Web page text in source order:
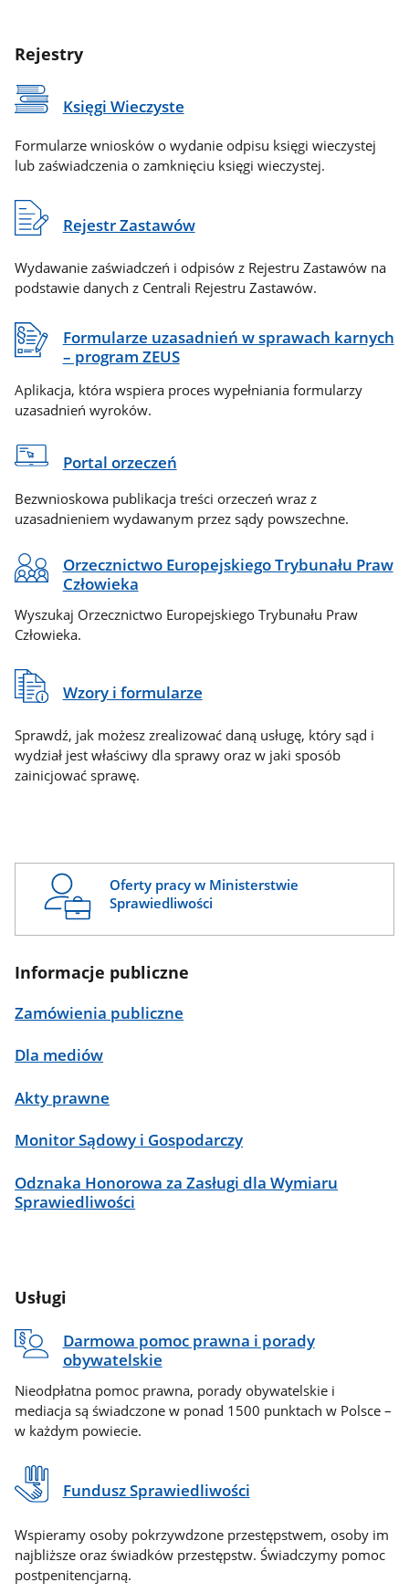
Rejestry
Księgi Wieczyste
Formularze wniosków o wydanie odpisu księgi wieczystej
lub zaświadczenia o zamknięciu księgi wieczystej.
Rejestr Zastawów
Wydawanie zaświadczeń i odpisów z Rejestru Zastawów na
podstawie danych z Centrali Rejestru Zastawów.
Formularze uzasadnień w sprawach karnych
– program ZEUS
Aplikacja, która wspiera proces wypełniania formularzy
uzasadnień wyroków.
Portal orzeczeń
Bezwnioskowa publikacja treści orzeczeń wraz z
uzasadnieniem wydawanym przez sądy powszechne.
Orzecznictwo Europejskiego Trybunału Praw
Człowieka
Wyszukaj Orzecznictwo Europejskiego Trybunału Praw
Człowieka.
Wzory i formularze
Sprawdź, jak możesz zrealizować daną usługę, który sąd i
wydział jest właściwy dla sprawy oraz w jaki sposób
zainicjować sprawę.
Oferty pracy w Ministerstwie
Sprawiedliwości
Informacje publiczne
Zamówienia publiczne
Dla mediów
Akty prawne
Monitor Sądowy i Gospodarczy
Odznaka Honorowa za Zasługi dla Wymiaru
Sprawiedliwości
Usługi
Darmowa pomoc prawna i porady
obywatelskie
Nieodpłatna pomoc prawna, porady obywatelskie i
mediacja są świadczone w ponad 1500 punktach w Polsce –
w każdym powiecie.
Fundusz Sprawiedliwości
Wspieramy osoby pokrzywdzone przestępstwem, osoby im
najbliższe oraz świadków przestępstw. Świadczymy pomoc
postpenitencjarną.